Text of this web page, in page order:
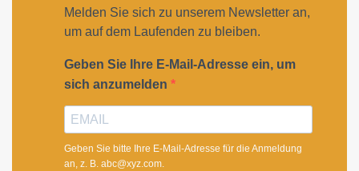
Melden Sie sich zu unserem Newsletter an,
um auf dem Laufenden zu bleiben.
Geben Sie Ihre E-Mail-Adresse ein, um
sich anzumelden
Geben Sie bitte Ihre E-Mail-Adresse für die Anmeldung
an, z. B. abc@xyz.com.